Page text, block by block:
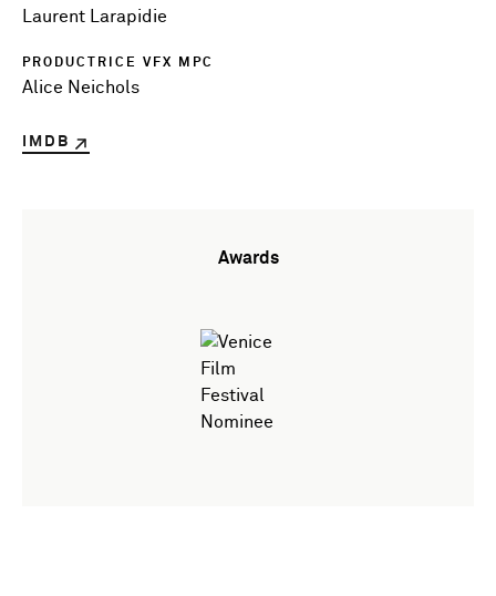
Laurent Larapidie
PRODUCTRICE VFX MPC
Alice Neichols
IMDB
Awards